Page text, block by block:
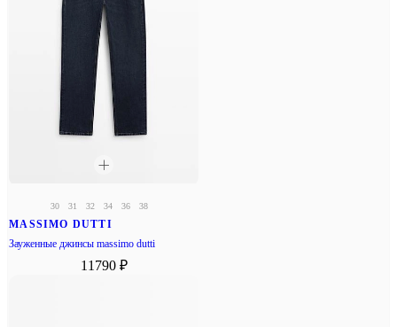
30 31 32 34 36 38
MASSIMO DUTTI
Зауженные джинсы massimo dutti
11790 ₽